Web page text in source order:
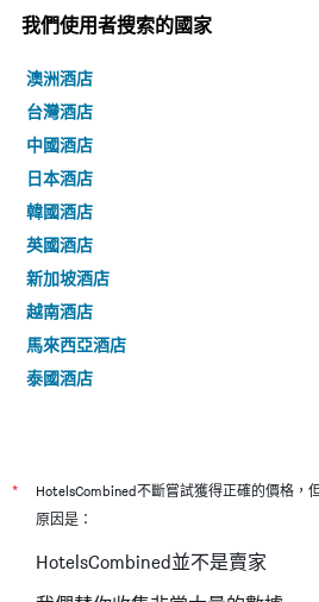
我們使用者搜索的國家
澳洲酒店
台灣酒店
中國酒店
日本酒店
韓國酒店
英國酒店
新加坡酒店
越南酒店
馬來西亞酒店
泰國酒店
* HotelsCombined不斷嘗試獲得正確的價格，
原因是：
HotelsCombined並不是賣家